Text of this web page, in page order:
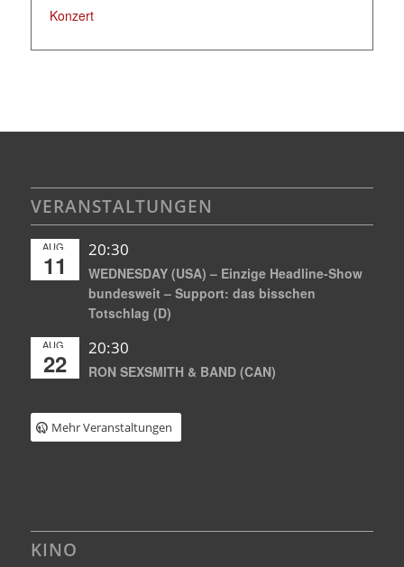
Konzert
VERANSTALTUNGEN
AUG.
11
20:30
WEDNESDAY (USA) – Einzige Headline-Show
bundesweit – Support: das bisschen
Totschlag (D)
AUG.
22
20:30
RON SEXSMITH & BAND (CAN)
Mehr Veranstaltungen
KINO